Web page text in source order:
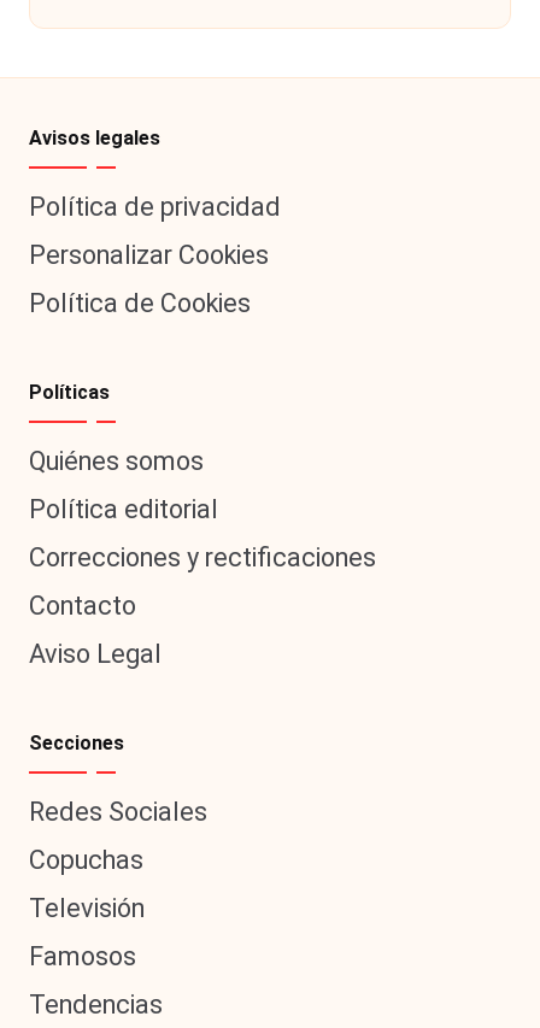
Avisos legales
Política de privacidad
Personalizar Cookies
Política de Cookies
Políticas
Quiénes somos
Política editorial
Correcciones y rectificaciones
Contacto
Aviso Legal
Secciones
Redes Sociales
Copuchas
Televisión
Famosos
Tendencias